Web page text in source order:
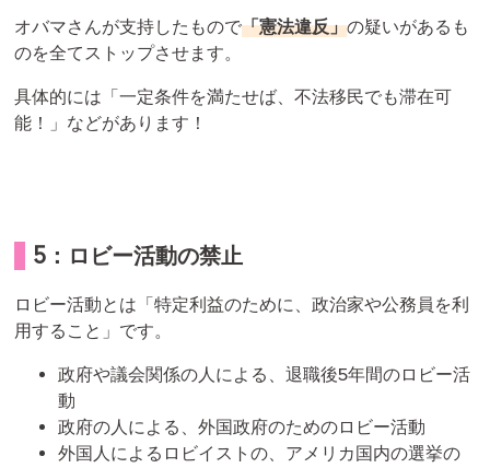
オバマさんが支持したもので「憲法違反」の疑いがあるも
のを全てストップさせます。
具体的には「一定条件を満たせば、不法移民でも滞在可
能！」などがあります！
5：ロビー活動の禁止
ロビー活動とは「特定利益のために、政治家や公務員を利
用すること」です。
政府や議会関係の人による、退職後5年間のロビー活
動
政府の人による、外国政府のためのロビー活動
外国人によるロビイストの、アメリカ国内の選挙の